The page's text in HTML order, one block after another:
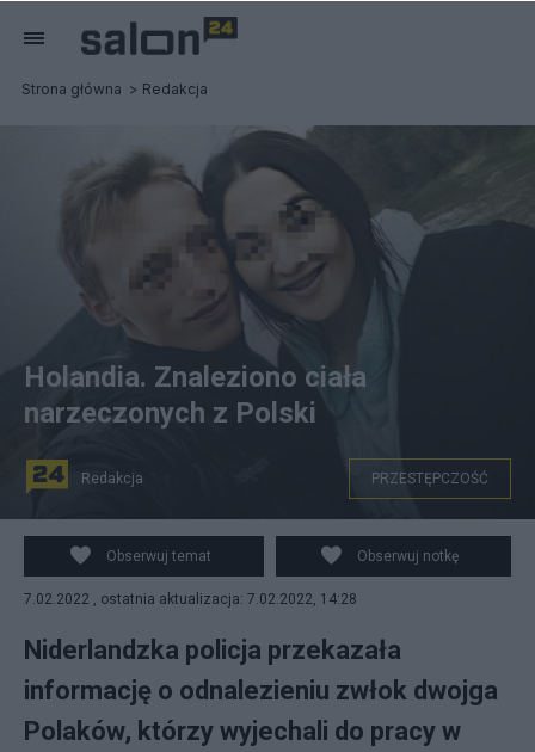
Strona główna Redakcja
źródło: Facebook
Holandia. Znaleziono ciała
narzeczonych z Polski
Redakcja PRZESTĘPCZOŚĆ
Obserwuj temat Obserwuj notkę
7.02.2022 , ostatnia aktualizacja: 7.02.2022, 14:28
Niderlandzka policja przekazała
informację o odnalezieniu zwłok dwojga
Polaków, którzy wyjechali do pracy w